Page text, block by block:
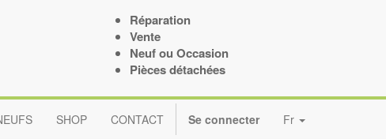
Réparation
Vente
Neuf ou Occasion
Pièces détachées
SHOP CONTACT Se connecter Fr